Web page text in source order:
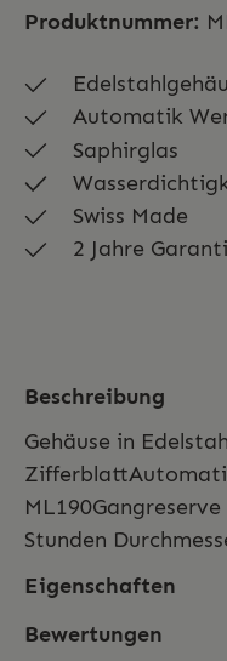
Produktnummer:
Automatik
Saphirglas
Swiss Made
2 Jahre
Beschreibung
Gehäuse in
Stunden
Eigenschaften
Bewertungen